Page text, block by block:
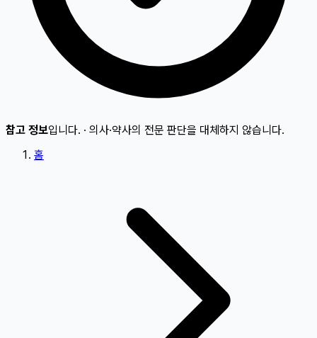
참고 정보입니다. · 의사·약사의 전문 판단을 대체하지 않습니다.
홈